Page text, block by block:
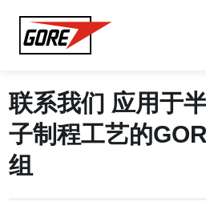
Gore
联系我们 应用于
子制程工艺的
组